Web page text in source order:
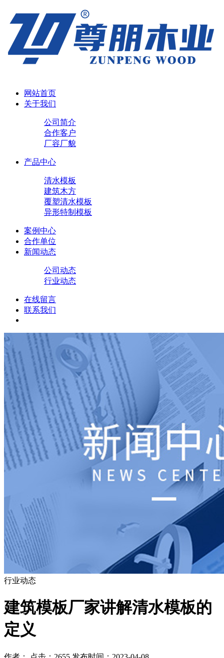
网站首页
关于我们
公司简介
合作客户
厂容厂貌
产品中心
清水模板
建筑木方
覆塑清水模板
异形特制模板
案例中心
合作单位
新闻动态
公司动态
行业动态
在线留言
联系我们
行业动态
建筑模板厂家讲解清水模板的
定义